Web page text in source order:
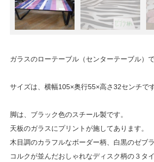
ガラスのローテーブル（センターテーブル）で
サイズは、横幅105×奥行55×高さ32センチです
脚は、ブラック色のスチール製です。
天板のガラスにプリントが施してあります。
木目調のカラフルなボーダー柄、白黒のゼブラ
コルクが並んだおしゃれなディスク柄の３タ